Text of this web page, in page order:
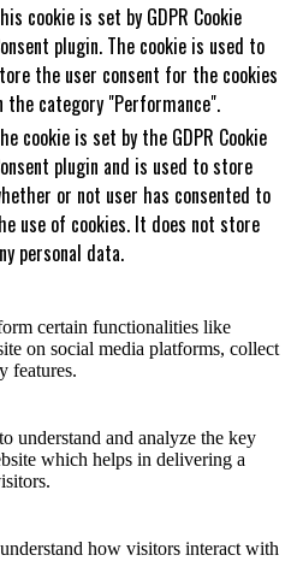
cookie is set by GDPR Cookie
plugin. The cookie is used to
the user consent for the cookies
the category "Performance".
cookie is set by the GDPR Cookie
plugin and is used to store
or not user has consented to
use of cookies. It does not store
personal data.
certain functionalities like
on social media platforms, collect
features.
understand and analyze the key
which helps in delivering a
how visitors interact with